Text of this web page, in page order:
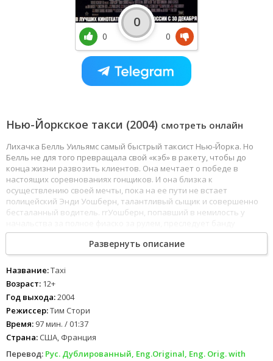
Нью-Йоркское такси (2004) смотреть онлайн
Лихачка Белль Уильямс самый быстрый таксист Нью-Йорка. Но
Белль не для того превращала свой «кэб» в ракету, чтобы до
конца жизни развозить клиентов. Она мечтает о победе в
настоящих соревнованиях гонщиков. И она близка к
осуществлению своей мечты, пока на ее пути не встает
полицейский Энди Уошберн, талантливый сыщик и совершенно
бесталанный водитель. rrУошберн, попавший в немилость у
грабительниц банков под предводительством Ванессы,
холодной, расчетливой красавицы. У Уошберна нет
водительских прав, и он рассчитывает угнаться за Ванессой и ее
сподручными с помощью Белль. Белль получает карт-бланш на
истории Нью-Йорка парочка полицейских без машины, и
одержимая скоростью таксистка начинает игру в кошки-мышки с
хитроумными грабителями. И они могут рассчитывать на победу,
если только не поубивают друг друга раньше, чем обезвредят
преступников.
Развернуть описание
Название:Taxi
Возраст: 12+
Год выхода:2004
Режиссер:Тим Стори
Время: 97 мин. / 01:37
Страна: США, Франция
Перевод: Рус. Дублированный, Eng.Original, Eng. Orig. with
0
0
0